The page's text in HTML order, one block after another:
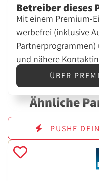
Betreiber dieses
Mit einem Premium-
werbefrei (inklusive
und nähere
ÜBER
Ähnliche
PUSHE